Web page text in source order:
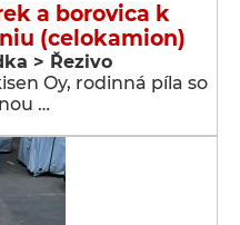
a borovica k
(celokamion)
> Řezivo
Oy, rodinná píla so
…